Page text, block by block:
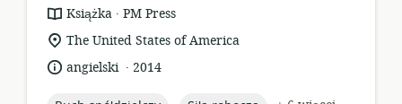
format
zasobów:
Książka .
wydawca:
PM Press
istotna
lokalizacja:
The United States of America
język:angielski .
data2014